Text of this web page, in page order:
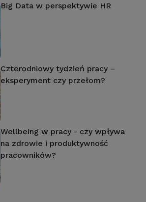
Big Data w perspektywie HR
Czterodniowy tydzień pracy –
eksperyment czy przełom?
Wellbeing w pracy - czy wpływa
na zdrowie i produktywność
pracowników?